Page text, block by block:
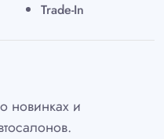
Trade-In
новинках и